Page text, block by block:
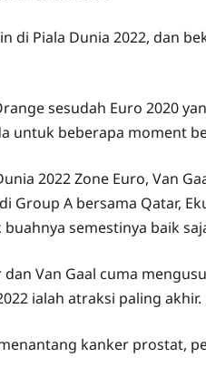
di Piala Dunia 2022, dan
sesudah Euro 2020
untuk beberapa moment
2022 Zone Euro, Van
A bersama Qatar,
semestinya baik
Van Gaal cuma
ialah atraksi paling akhir.
kanker prostat,